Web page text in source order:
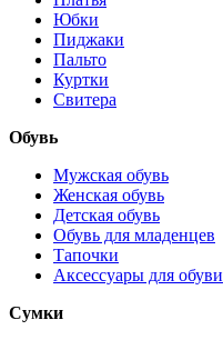
Юбки
Пиджаки
Пальто
Куртки
Свитера
Обувь
Мужская обувь
Женская обувь
Детская обувь
Обувь для младенцев
Тапочки
Аксессуары для обуви
Сумки